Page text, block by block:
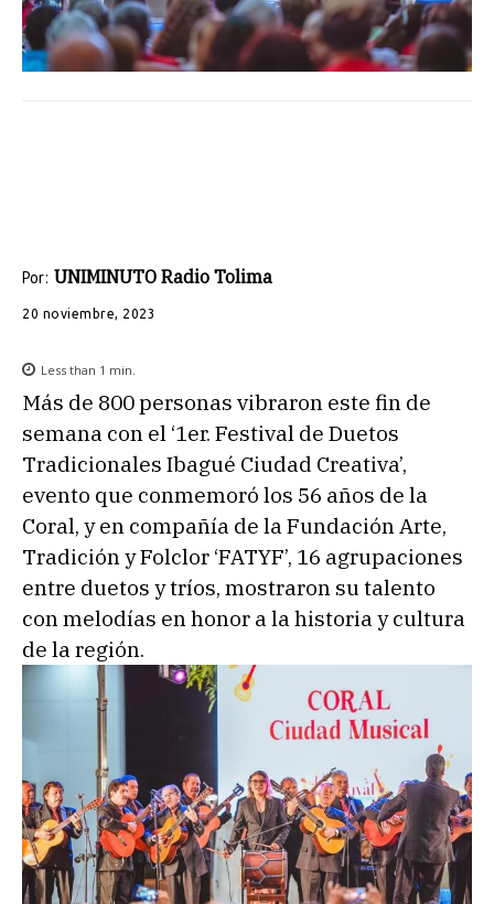
Por: UNIMINUTO Radio Tolima
20 noviembre, 2023
Less than 1 min.
Más de 800 personas vibraron este fin de
semana con el ‘1er. Festival de Duetos
Tradicionales Ibagué Ciudad Creativa’,
evento que conmemoró los 56 años de la
Coral, y en compañía de la Fundación Arte,
Tradición y Folclor ‘FATYF’, 16 agrupaciones
entre duetos y tríos, mostraron su talento
con melodías en honor a la historia y cultura
de la región.